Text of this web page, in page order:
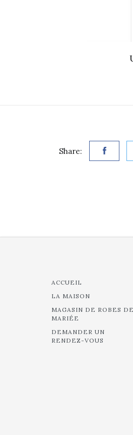
Share:
ACCUEIL
LA MAISON
MAGASIN DE ROBES DE
MARIÉE
DEMANDER UN
RENDEZ-VOUS